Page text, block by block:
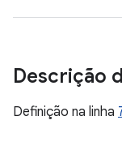
Descrição
Definição na linha